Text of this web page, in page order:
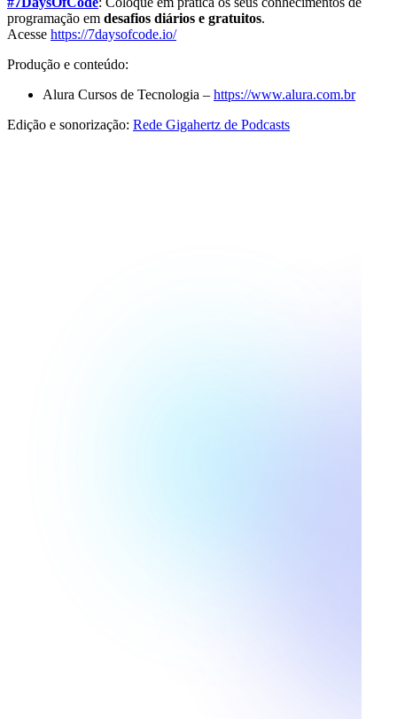
programação em desafios diários e gratuitos.
Acesse https://7daysofcode.io/
Produção e conteúdo:
Alura Cursos de Tecnologia – https://www.alura.com.br
Edição e sonorização: Rede Gigahertz de Podcasts